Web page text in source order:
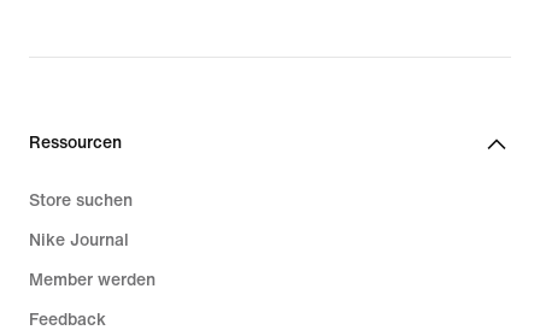
Ressourcen
Store suchen
Nike Journal
Member werden
Feedback